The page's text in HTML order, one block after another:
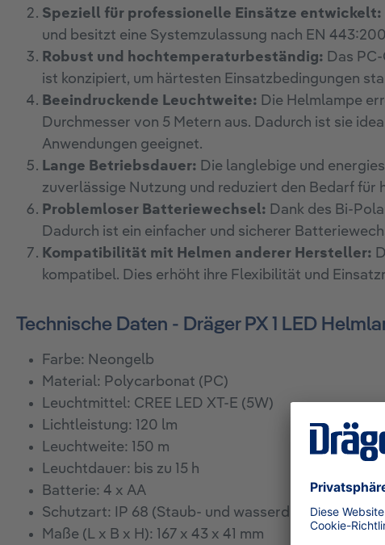
Speziell für professionelle Einsätze entwickelt:
und besitzt eine Systemzulassung nach EN
Robust und hochtemperaturbeständig: Das
ist konzipiert, um härtesten Einsatzbedingungen
Beeindruckende Leuchtweite: Die Helmlampe
Durchmesser von 5 Metern aus. Dadurch ist sie
Anwendungen geeignet.
Lange Betriebsdauer: Die langlebige und
zuverlässige Nutzung und reduziert den Bedarf für
Problemloser Batteriewechsel: Dank des Bi-
Dadurch ist ein einfacher und sicherer
Kompatibilität mit Helmen anderer Hersteller:
kompatibel. Dies erhöht ihre Flexibilität und
Technische Daten - Dräger PX 1 LED
Farbe: Neongelb
Material: Polycarbonat (PC)
Leuchtmittel: CREE LED XT-E (5W)
Lichtleistung: 120 lm
Leuchtweite: 150 m
Leuchtdauer: bis zu 15 h
Batterie: 4 x AA
Schutzart: IP 68 (Staub- und wasserdicht)
Maße (L x B x H): 167 x 43 x 41 mm